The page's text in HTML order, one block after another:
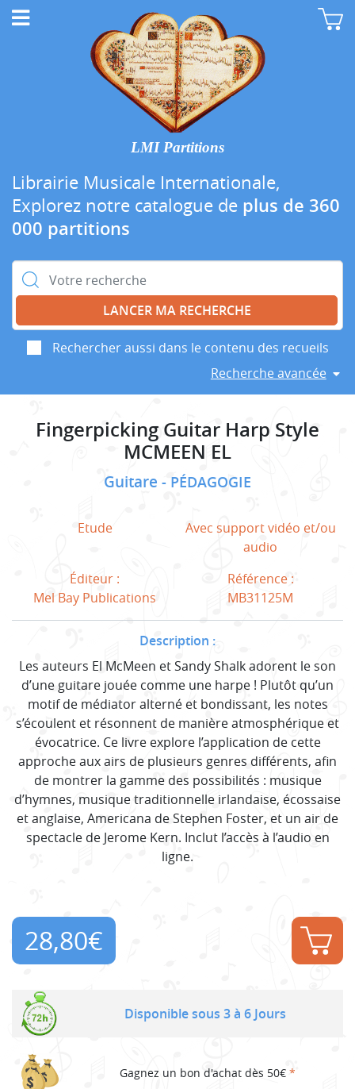
LMI Partitions
Librairie Musicale Internationale,
Explorez notre catalogue de plus de 360
000 partitions
Rechercher :
Rechercher aussi dans le contenu des recueils
Recherche avancée
Fingerpicking Guitar Harp Style
MCMEEN EL
Guitare PÉDAGOGIE
Etude
Avec support vidéo et/ou
audio
Éditeur :
Mel Bay Publications
Référence :
MB31125M
Description :
Les auteurs El McMeen et Sandy Shalk adorent le son
d’une guitare jouée comme une harpe ! Plutôt qu’un
motif de médiator alterné et bondissant, les notes
s’écoulent et résonnent de manière atmosphérique et
évocatrice. Ce livre explore l’application de cette
approche aux airs de plusieurs genres différents, afin
de montrer la gamme des possibilités : musique
d’hymnes, musique traditionnelle irlandaise, écossaise
et anglaise, Americana de Stephen Foster, et un air de
spectacle de Jerome Kern. Inclut l’accès à l’audio en
ligne.
28,80€
Disponible sous 3 à 6 Jours
Gagnez un bon d'achat dès 50€ *